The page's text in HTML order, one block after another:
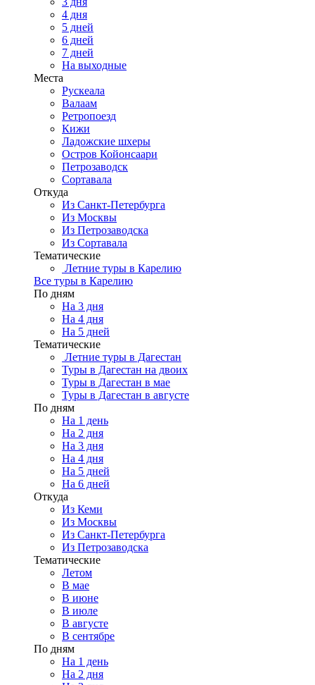
4 дня
5 дней
6 дней
7 дней
На выходные
Места
Рускеала
Валаам
Ретропоезд
Кижи
Ладожские шхеры
Остров Койонсаари
Петрозаводск
Сортавала
Откуда
Из Санкт-Петербурга
Из Москвы
Из Петрозаводска
Из Сортавала
Тематические
Летние туры в Карелию
Все туры в Карелию
По дням
На 3 дня
На 4 дня
На 5 дней
Тематические
Летние туры в Дагестан
Туры в Дагестан на двоих
Туры в Дагестан в мае
Туры в Дагестан в августе
По дням
На 1 день
На 2 дня
На 3 дня
На 4 дня
На 5 дней
На 6 дней
Откуда
Из Кеми
Из Москвы
Из Санкт-Петербурга
Из Петрозаводска
Тематические
Летом
В мае
В июне
В июле
В августе
В сентябре
По дням
На 1 день
На 2 дня